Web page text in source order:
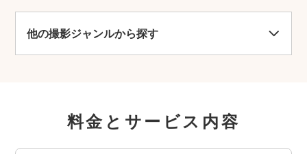
他の撮影ジャンルから探す
料金とサービス内容